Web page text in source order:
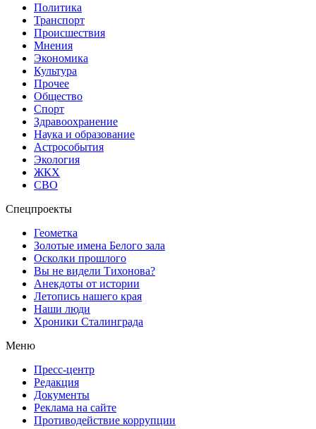
Политика
Транспорт
Происшествия
Мнения
Экономика
Культура
Прочее
Общество
Спорт
Здравоохранение
Наука и образование
Астрособытия
Экология
ЖКХ
СВО
Спецпроекты
Геометка
Золотые имена Белого зала
Осколки прошлого
Вы не видели Тихонова?
Анекдоты от истории
Летопись нашего края
Наши люди
Хроники Сталинграда
Меню
Пресс-центр
Редакция
Документы
Реклама на сайте
Противодействие коррупции